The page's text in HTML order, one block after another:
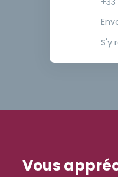
S'y
Vous